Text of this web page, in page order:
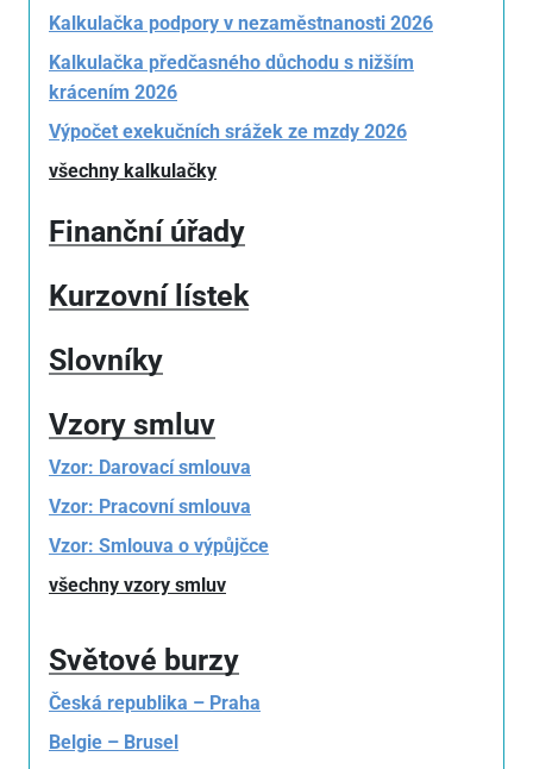
Kalkulačka podpory v nezaměstnanosti 2026
Kalkulačka předčasného důchodu s nižším
krácením 2026
Výpočet exekučních srážek ze mzdy 2026
všechny kalkulačky
Finanční úřady
Kurzovní lístek
Slovníky
Vzory smluv
Vzor: Darovací smlouva
Vzor: Pracovní smlouva
Vzor: Smlouva o výpůjčce
všechny vzory smluv
Světové burzy
Česká republika – Praha
Belgie – Brusel